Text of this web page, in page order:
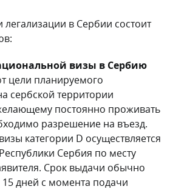
легализации в Сербии состоит
визы в Сербию
цели планируемого
сербской территории
постоянно проживать
разрешение на въезд.
категории D осуществляется
Сербия по месту
Срок выдачи обычно
15 дней с момента подачи